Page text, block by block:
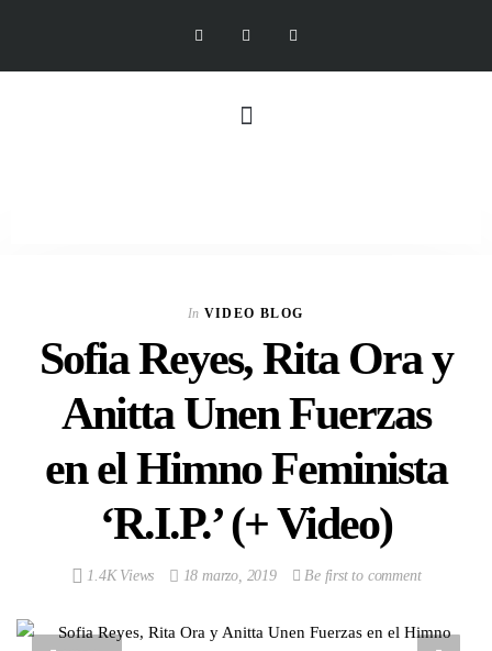
In VIDEO BLOG
Sofia Reyes, Rita Ora y
Anitta Unen Fuerzas
en el Himno Feminista
‘R.I.P.’ (+ Video)
1.4K Views 18 marzo, 2019 Be first to comment